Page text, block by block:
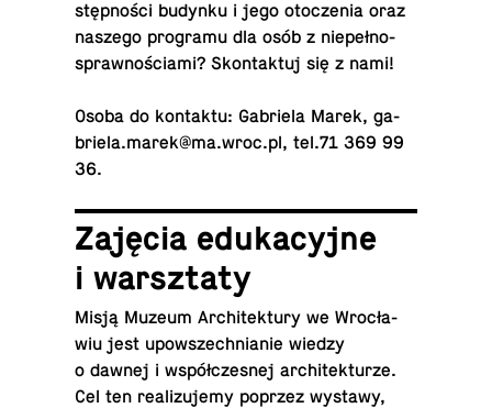
stęp­no­ści budynku i jego oto­cze­nia oraz
naszego pro­gra­mu dla osób z nie­peł­no­
spraw­no­ścia­mi? Skon­tak­tuj się z nami!
Osoba do kon­tak­tu: Ga­brie­la Marek, ga­
brie­la.​marek@​ma.​wroc.​pl, tel.71 369 99
36.
Zajęcia edu­ka­cyj­ne
i warsz­ta­ty
Misją Muzeum Ar­chi­tek­tu­ry we Wro­cła­
wiu jest upo­wszech­nia­nie wiedzy
o dawnej i współ­cze­snej ar­chi­tek­tu­rze.
Cel ten re­ali­zu­je­my poprzez wystawy,